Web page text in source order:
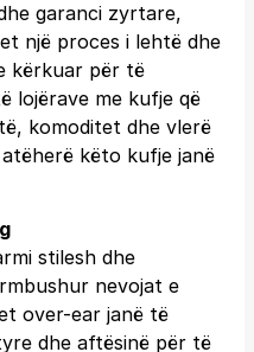
garanci zyrtare,
një proces i lehtë dhe
kërkuar për të
lojërave me kufje që
komoditet dhe vlerë
këto kufje janë
stilesh dhe
nevojat e
over-ear janë të
dhe aftësinë për të